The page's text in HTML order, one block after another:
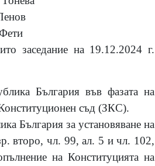
заседание на 19.12.2024 г.
България във фазата на
съд (ЗКС).
България за установяване на
второ, чл. 99, ал. 5 и чл. 102,
на Конституцията на